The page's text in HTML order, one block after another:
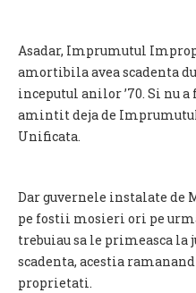
Asadar, Imprumutul
amortibila avea scadenta
inceputul anilor ’70. Si nu
amintit deja de
Unificata.
Dar guvernele instalate de
pe fostii mosieri ori pe
trebuiau sa le primeasca la
scadenta, acestia
proprietati.